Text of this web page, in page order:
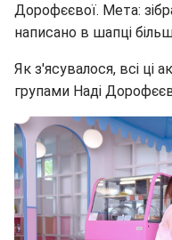
Дорофєєвої. Мета:
написано в шапці
Як з'ясувалося, всі ці
групами Наді